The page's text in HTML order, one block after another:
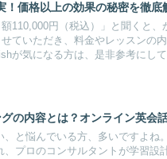
価格以上の効果の秘密を徹底
110,000円（税込）」と聞くと
ていただき、料金やレッスンの
が気になる方は、是非参考にして
の内容とは？オンライン英会
、と悩んでいる方、多いですよね
、プロのコンサルタントが学習設